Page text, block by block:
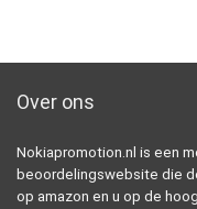
Over ons
Nokiapromotion.nl is een
beoordelingswebsite die
op amazon en u op de